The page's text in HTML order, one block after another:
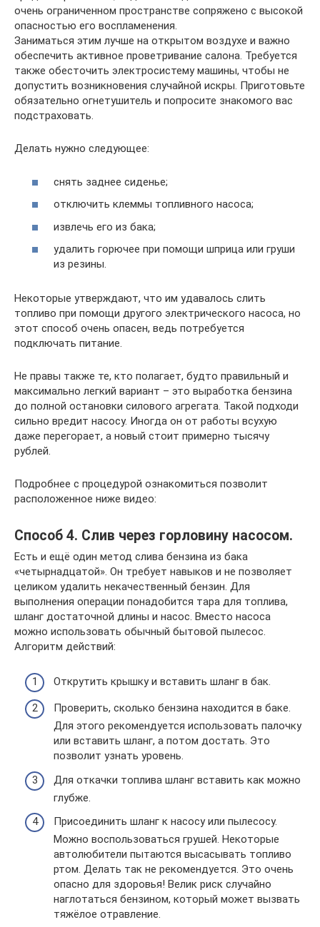
очень ограниченном пространстве сопряжено с высокой
опасностью его воспламенения.
Заниматься этим лучше на открытом воздухе и важно
обеспечить активное проветривание салона. Требуется
также обесточить электросистему машины, чтобы не
допустить возникновения случайной искры. Приготовьте
обязательно огнетушитель и попросите знакомого вас
подстраховать.
Делать нужно следующее:
снять заднее сиденье;
отключить клеммы топливного насоса;
извлечь его из бака;
удалить горючее при помощи шприца или груши
из резины.
Некоторые утверждают, что им удавалось слить
топливо при помощи другого электрического насоса, но
этот способ очень опасен, ведь потребуется
подключать питание.
Не правы также те, кто полагает, будто правильный и
максимально легкий вариант – это выработка бензина
до полной остановки силового агрегата. Такой подходи
сильно вредит насосу. Иногда он от работы всухую
даже перегорает, а новый стоит примерно тысячу
рублей.
Подробнее с процедурой ознакомиться позволит
расположенное ниже видео:
Способ 4. Слив через горловину насосом.
Есть и ещё один метод слива бензина из бака
«четырнадцатой». Он требует навыков и не позволяет
целиком удалить некачественный бензин. Для
выполнения операции понадобится тара для топлива,
шланг достаточной длины и насос. Вместо насоса
можно использовать обычный бытовой пылесос.
Алгоритм действий:
Открутить крышку и вставить шланг в бак.
Проверить, сколько бензина находится в баке.
Для этого рекомендуется использовать палочку
или вставить шланг, а потом достать. Это
позволит узнать уровень.
Для откачки топлива шланг вставить как можно
глубже.
Присоединить шланг к насосу или пылесосу.
Можно воспользоваться грушей. Некоторые
автолюбители пытаются высасывать топливо
ртом. Делать так не рекомендуется. Это очень
опасно для здоровья! Велик риск случайно
наглотаться бензином, который может вызвать
тяжёлое отравление.